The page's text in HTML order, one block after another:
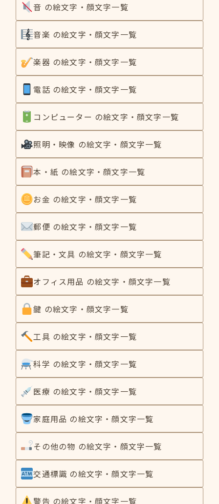
音 の絵文字・顔文字一覧
音楽 の絵文字・顔文字一覧
楽器 の絵文字・顔文字一覧
電話 の絵文字・顔文字一覧
コンピューター の絵文字・顔文字一覧
照明・映像 の絵文字・顔文字一覧
本・紙 の絵文字・顔文字一覧
お金 の絵文字・顔文字一覧
郵便 の絵文字・顔文字一覧
筆記・文具 の絵文字・顔文字一覧
オフィス用品 の絵文字・顔文字一覧
鍵 の絵文字・顔文字一覧
工具 の絵文字・顔文字一覧
科学 の絵文字・顔文字一覧
医療 の絵文字・顔文字一覧
家庭用品 の絵文字・顔文字一覧
その他の物 の絵文字・顔文字一覧
交通標識 の絵文字・顔文字一覧
警告 の絵文字・顔文字一覧